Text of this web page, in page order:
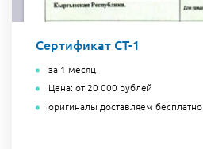
Сертификат СТ-1
за 1 месяц
Цена: от 20 000 рублей
оригиналы доставляем бесплатно